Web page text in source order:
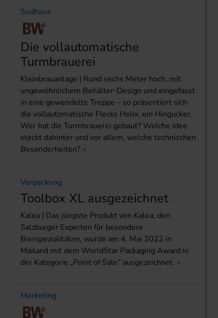
Sudhaus
Die vollautomatische
Turmbrauerei
Kleinbrauanlage | Rund sechs Meter hoch, mit
ungewöhnlichem Behälter-Design und eingefasst
in eine gewendelte Treppe – so präsentiert sich
die vollautomatische Flecks Helix, ein Hingucker.
Wer hat die Turmbrauerei gebaut? Welche Idee
steckt dahinter und vor allem, welche technischen
Besonderheiten?
Verpackung
Toolbox XL ausgezeichnet
Kalea | Das jüngste Produkt von Kalea, den
Salzburger Experten für besondere
Bierspezialitäten, wurde am 4. Mai 2022 in
Mailand mit dem WorldStar Packaging Award in
der Kategorie „Point of Sale“ ausgezeichnet.
Marketing